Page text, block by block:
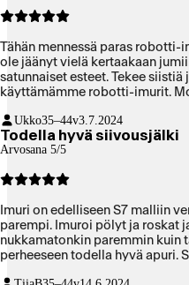
Tähän mennessä paras robotti-
ole jäänyt vielä kertaakaan
satunnaiset esteet. Tekee
käyttämämme robotti-imurit.
Ukko35–44v3.7.2024
Todella hyvä siivousjälki
Arvosana 5/5
Imuri on edelliseen S7 malliin
parempi. Imuroi pölyt ja roskat
nukkamatonkin paremmin kuin
perheeseen todella hyvä apuri.